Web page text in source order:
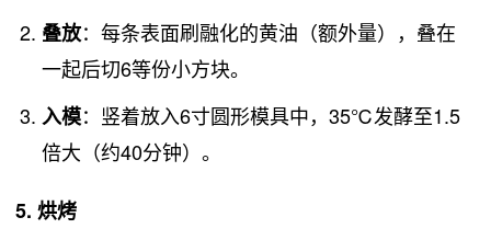
叠放：每条表面刷融化的黄油（额外量），叠在
一起后切6等份小方块。
入模：竖着放入6寸圆形模具中，35℃发酵至1.5
倍大（约40分钟）。
5. 烘烤